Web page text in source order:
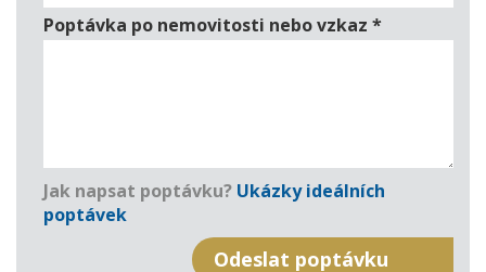
Poptávka po nemovitosti nebo vzkaz *
Jak napsat poptávku? Ukázky ideálních
poptávek